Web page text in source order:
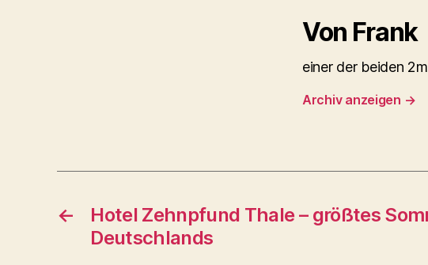
Von Frank
einer der beiden
Archiv anzeigen →
←
Hotel Zehnpfund Thale – größtes
Deutschlands